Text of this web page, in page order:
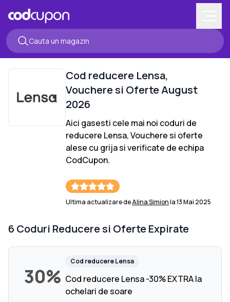
Cod reducere Lensa,
Vouchere si OferteAugust
2026
Aici gasesti cele mai noi coduri de
reducere Lensa, Vouchere si oferte
alese cu grija si verificate de echipa
CodCupon.
Ultima actualizare deAlina Simionla13 Mai 2025
6 Coduri Reducere si Oferte Expirate
30%
Cod reducereLensa
Cod reducere Lensa -30% EXTRA la
ochelari de soare